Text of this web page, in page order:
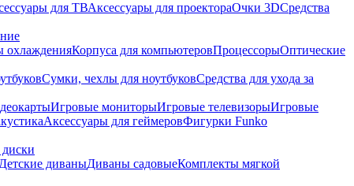
для ТВАксессуары для проектораОчки 3DСредства
охлажденияКорпуса для компьютеровПроцессорыОптические
Сумки, чехлы для ноутбуковСредства для ухода за
Игровые мониторыИгровые телевизорыИгровые
Аксессуары для геймеровФигурки Funko
Детские диваныДиваны садовыеКомплекты мягкой